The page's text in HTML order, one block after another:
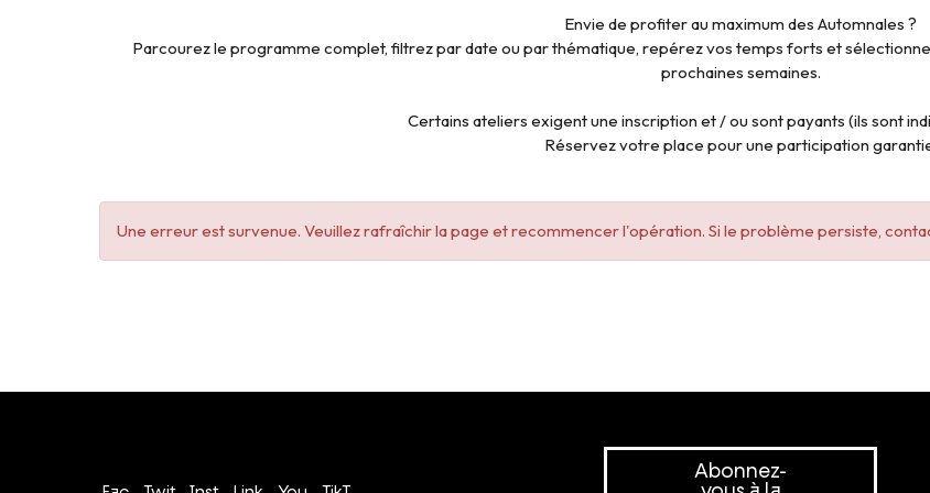
Envie de profiter au maximum des Automnales ?
Parcourez le programme complet, filtrez par date ou par thématique, repérez vos temps forts et
prochaines semaines.
Certains ateliers exigent une inscription et / ou sont payants (ils sont
Réservez votre place pour une participation
Une erreur est survenue. Veuillez rafraîchir la page et recommencer l'opération. Si le problème persiste,
Abonnez-